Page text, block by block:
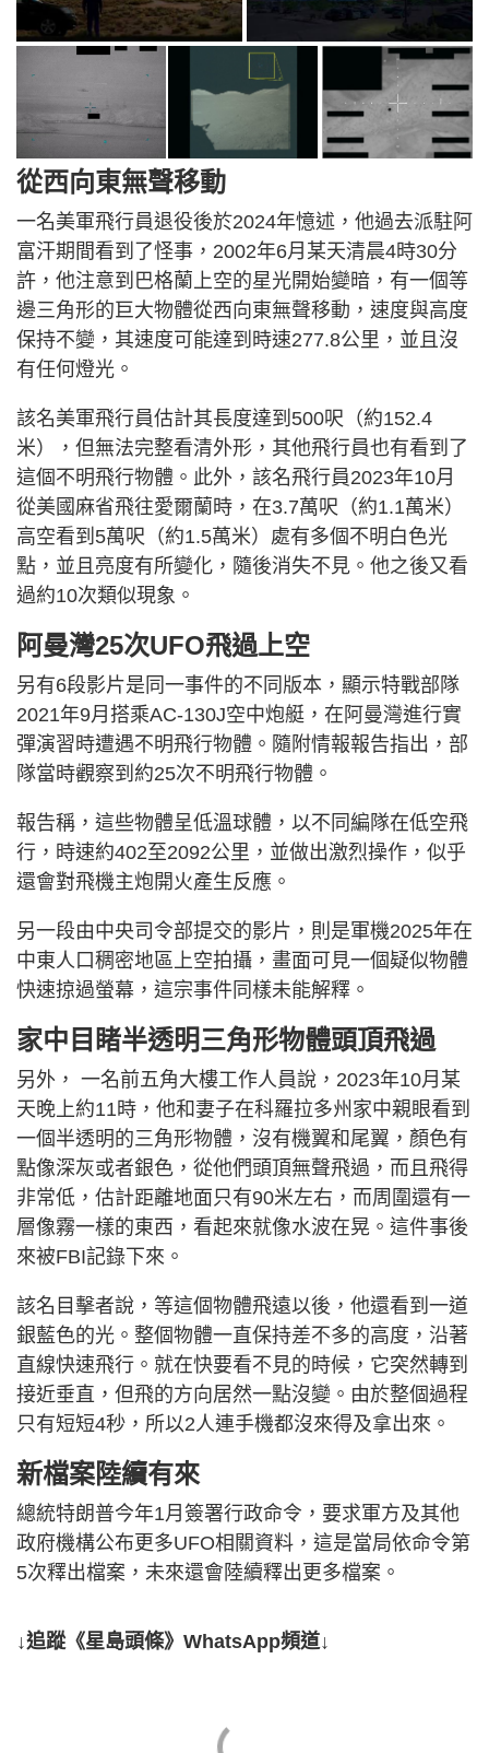
從西向東無聲移動
一名美軍飛行員退役後於2024年憶述，他過去派駐阿
富汗期間看到了怪事，2002年6月某天清晨4時30分
許，他注意到巴格蘭上空的星光開始變暗，有一個等
邊三角形的巨大物體從西向東無聲移動，速度與高度
保持不變，其速度可能達到時速277.8公里，並且沒
有任何燈光。
該名美軍飛行員估計其長度達到500呎（約152.4
米），但無法完整看清外形，其他飛行員也有看到了
這個不明飛行物體。此外，該名飛行員2023年10月
從美國麻省飛往愛爾蘭時，在3.7萬呎（約1.1萬米）
高空看到5萬呎（約1.5萬米）處有多個不明白色光
點，並且亮度有所變化，隨後消失不見。他之後又看
過約10次類似現象。
阿曼灣25次UFO飛過上空
另有6段影片是同一事件的不同版本，顯示特戰部隊
2021年9月搭乘AC-130J空中炮艇，在阿曼灣進行實
彈演習時遭遇不明飛行物體。隨附情報報告指出，部
隊當時觀察到約25次不明飛行物體。
報告稱，這些物體呈低溫球體，以不同編隊在低空飛
行，時速約402至2092公里，並做出激烈操作，似乎
還會對飛機主炮開火產生反應。
另一段由中央司令部提交的影片，則是軍機2025年在
中東人口稠密地區上空拍攝，畫面可見一個疑似物體
快速掠過螢幕，這宗事件同樣未能解釋。
家中目睹半透明三角形物體頭頂飛過
另外， 一名前五角大樓工作人員說，2023年10月某
天晚上約11時，他和妻子在科羅拉多州家中親眼看到
一個半透明的三角形物體，沒有機翼和尾翼，顏色有
點像深灰或者銀色，從他們頭頂無聲飛過，而且飛得
非常低，估計距離地面只有90米左右，而周圍還有一
層像霧一樣的東西，看起來就像水波在晃。這件事後
來被FBI記錄下來。
該名目擊者說，等這個物體飛遠以後，他還看到一道
銀藍色的光。整個物體一直保持差不多的高度，沿著
直線快速飛行。就在快要看不見的時候，它突然轉到
接近垂直，但飛的方向居然一點沒變。由於整個過程
只有短短4秒，所以2人連手機都沒來得及拿出來。
新檔案陸續有來
總統特朗普今年1月簽署行政命令，要求軍方及其他
政府機構公布更多UFO相關資料，這是當局依命令第
5次釋出檔案，未來還會陸續釋出更多檔案。
↓追蹤《星島頭條》WhatsApp頻道↓